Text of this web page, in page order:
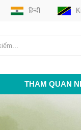
हिन्दी
THAM QUAN